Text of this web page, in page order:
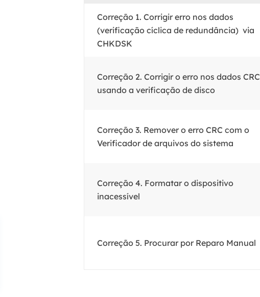
Correção 1. Corrigir erro nos dados
(verificação cíclica de redundância) via
CHKDSK
Correção 2. Corrigir o erro nos dados CRC
usando a verificação de disco
Correção 3. Remover o erro CRC com o
Verificador de arquivos do sistema
Correção 4. Formatar o dispositivo
inacessível
Correção 5. Procurar por Reparo Manual